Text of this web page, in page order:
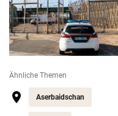
Ähnliche Themen
Aserbaidschan